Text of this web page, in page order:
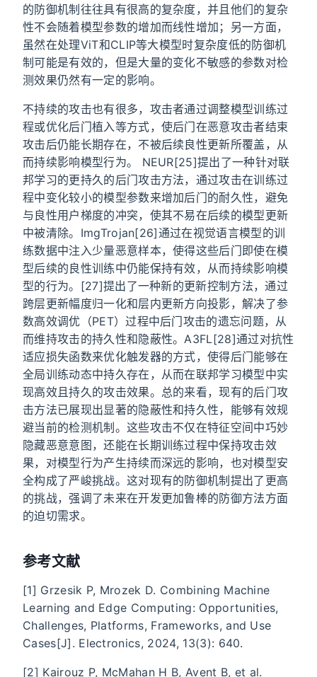
的防御机制往往具有很高的复杂度，并且他们的复杂
性不会随着模型参数的增加而线性增加；另一方面，
虽然在处理ViT和CLIP等大模型时复杂度低的防御机
制可能是有效的，但是大量的变化不敏感的参数对检
测效果仍然有一定的影响。
不持续的攻击也有很多，攻击者通过调整模型训练过
程或优化后门植入等方式，使后门在恶意攻击者结束
攻击后仍能长期存在，不被后续良性更新所覆盖，从
而持续影响模型行为。 NEUR[25]提出了一种针对联
邦学习的更持久的后门攻击方法，通过攻击在训练过
程中变化较小的模型参数来增加后门的耐久性，避免
与良性用户梯度的冲突，使其不易在后续的模型更新
中被清除。ImgTrojan[26]通过在视觉语言模型的训
练数据中注入少量恶意样本，使得这些后门即使在模
型后续的良性训练中仍能保持有效，从而持续影响模
型的行为。[27]提出了一种新的更新控制方法，通过
跨层更新幅度归一化和层内更新方向投影，解决了参
数高效调优（PET）过程中后门攻击的遗忘问题，从
而维持攻击的持久性和隐蔽性。A3FL[28]通过对抗性
适应损失函数来优化触发器的方式，使得后门能够在
全局训练动态中持久存在，从而在联邦学习模型中实
现高效且持久的攻击效果。总的来看，现有的后门攻
击方法已展现出显著的隐蔽性和持久性，能够有效规
避当前的检测机制。这些攻击不仅在特征空间中巧妙
隐藏恶意意图，还能在长期训练过程中保持攻击效
果，对模型行为产生持续而深远的影响，也对模型安
全构成了严峻挑战。这对现有的防御机制提出了更高
的挑战，强调了未来在开发更加鲁棒的防御方法方面
的迫切需求。
参考文献
[1] Grzesik P, Mrozek D. Combining Machine
Learning and Edge Computing: Opportunities,
Challenges, Platforms, Frameworks, and Use
Cases[J]. Electronics, 2024, 13(3): 640.
[2] Kairouz P, McMahan H B, Avent B, et al.